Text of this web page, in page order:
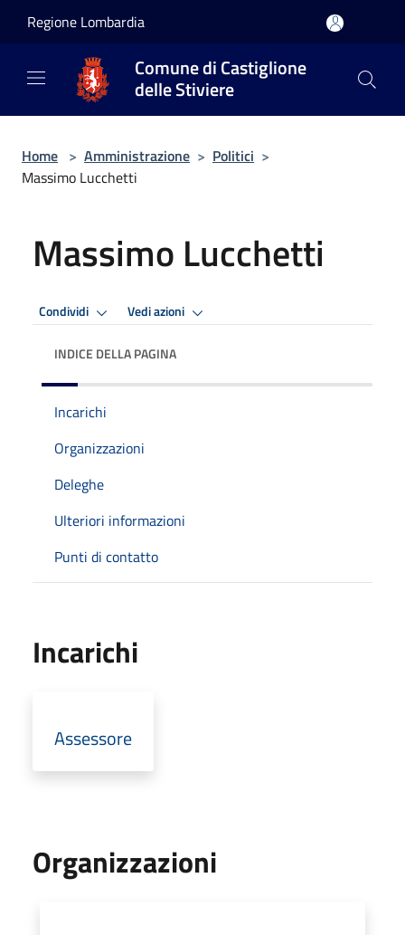
Regione Lombardia
Comune di Castiglione
delle Stiviere
Home > Amministrazione > Politici >
Massimo Lucchetti
Massimo Lucchetti
Condividi Vedi azioni
INDICE DELLA PAGINA
Incarichi
Organizzazioni
Deleghe
Ulteriori informazioni
Punti di contatto
Incarichi
Assessore
Organizzazioni